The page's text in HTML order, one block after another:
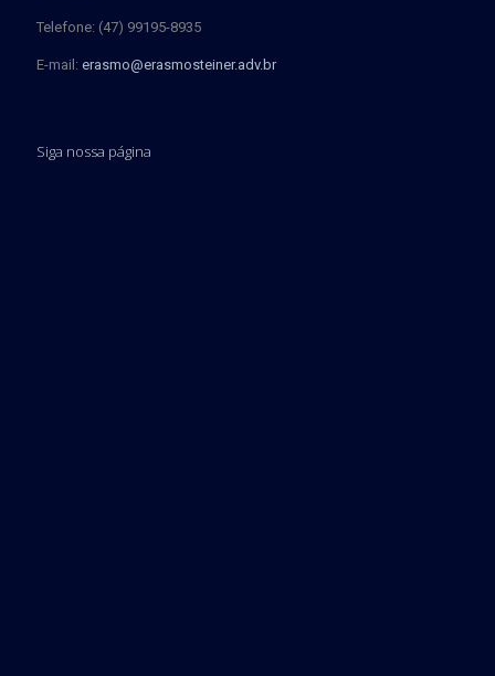
Telefone: (47) 99195-8935
E-mail: erasmo@erasmosteiner.adv.br
Siga nossa página